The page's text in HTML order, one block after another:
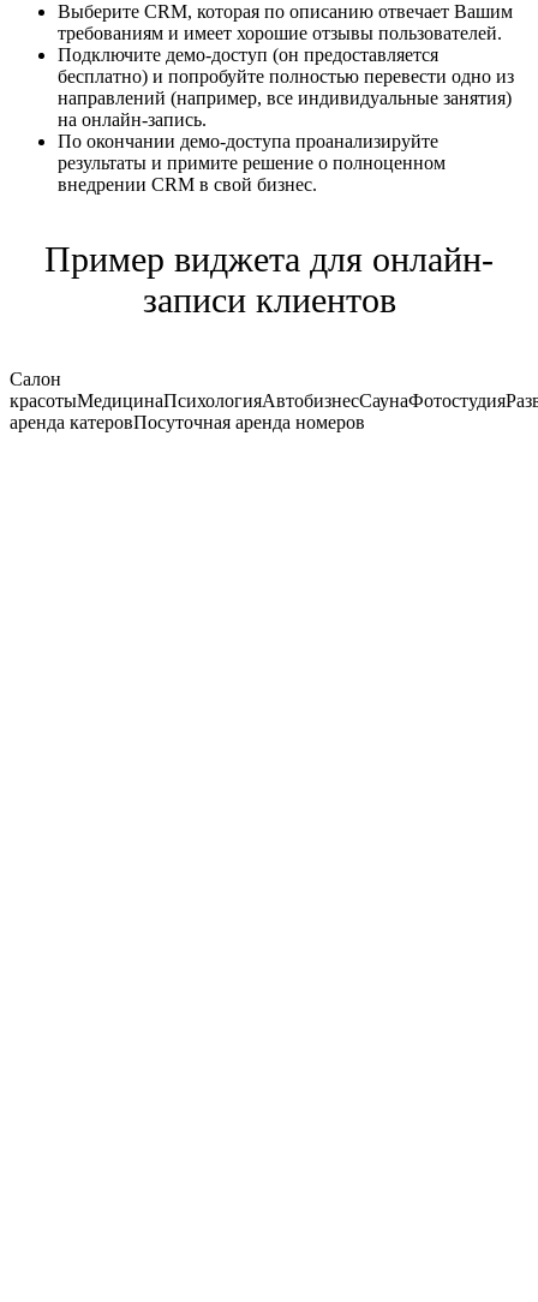
Выберите CRM, которая по описанию отвечает Вашим
требованиям и имеет хорошие отзывы пользователей.
Подключите демо-доступ (он предоставляется
бесплатно) и попробуйте полностью перевести одно из
направлений (например, все индивидуальные занятия)
на онлайн-запись.
По окончании демо-доступа проанализируйте
результаты и примите решение о полноценном
внедрении CRM в свой бизнес.
Пример виджета для онлайн-
записи клиентов
Салон
красотыМедицинаПсихологияАвтобизнесСаунаФотостудия
аренда катеровПосуточная аренда номеров